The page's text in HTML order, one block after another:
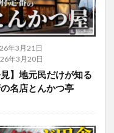
年3月21日
年3月20日
見】地元民だけが知る
名店とんかつ亭
ゴロック2025
スイーツ
ソフトクリーム
テレビ
バーガー